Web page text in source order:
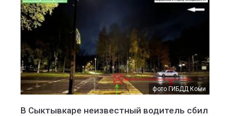
фото ГИБДД Коми
В Сыктывкаре неизвестный водитель сбил